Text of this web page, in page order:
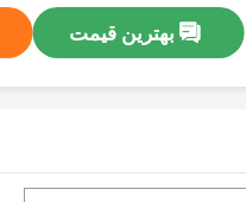
بهترین قیمت